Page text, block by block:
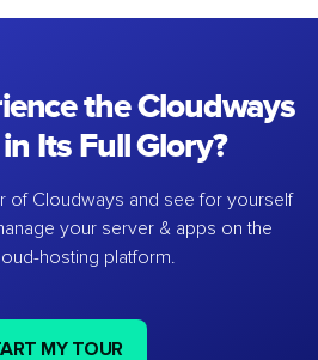
the Cloudways
Its Full Glory?
of Cloudways and see for yourself
your server & apps on the
hosting platform.
MY TOUR